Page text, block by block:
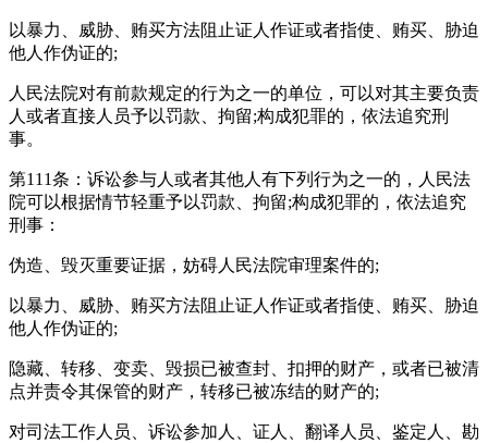
以暴力、威胁、贿买方法阻止证人作证或者指使、贿买、胁迫
他人作伪证的;
人民法院对有前款规定的行为之一的单位，可以对其主要负责
人或者直接人员予以罚款、拘留;构成犯罪的，依法追究刑
事。
第111条：诉讼参与人或者其他人有下列行为之一的，人民法
院可以根据情节轻重予以罚款、拘留;构成犯罪的，依法追究
刑事：
伪造、毁灭重要证据，妨碍人民法院审理案件的;
以暴力、威胁、贿买方法阻止证人作证或者指使、贿买、胁迫
他人作伪证的;
隐藏、转移、变卖、毁损已被查封、扣押的财产，或者已被清
点并责令其保管的财产，转移已被冻结的财产的;
对司法工作人员、诉讼参加人、证人、翻译人员、鉴定人、勘